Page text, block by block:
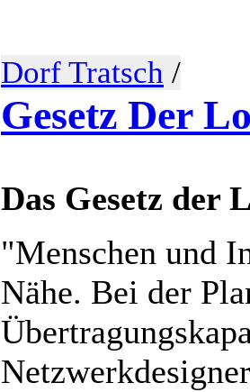
Dorf Tratsch /
Gesetz Der
Das Gesetz der
"Menschen und
Nähe. Bei der